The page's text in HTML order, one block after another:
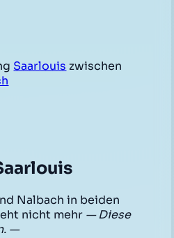
Saarlouis zwischen
Nalbach in beiden
nicht mehr — Diese
—